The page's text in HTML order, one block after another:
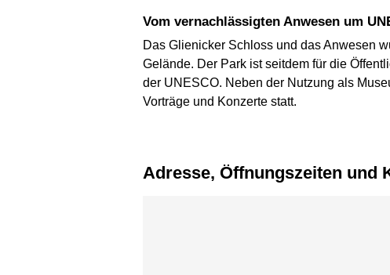
Vom vernachlässigten Anwesen um
Das Glienicker Schloss und das Anwesen
Gelände. Der Park ist seitdem für die
der UNESCO. Neben der Nutzung als
Vorträge und Konzerte statt.
Adresse, Öffnungszeiten und